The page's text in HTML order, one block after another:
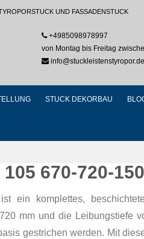
UND FASSADENSTUCK
+4985098978997
von Montag bis Freitag
info@stuckleistenstyropor.de
STUCK DEKORBAU
670-720-150
ein komplettes,
mm und die Leibungstiefe
gestrichen werden. Mit